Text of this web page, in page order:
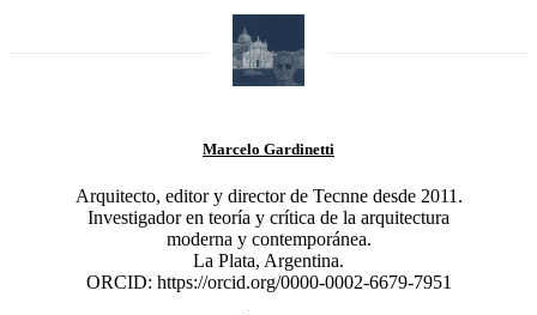
Marcelo Gardinetti
Arquitecto, editor y director de Tecnne desde 2011.
Investigador en teoría y crítica de la arquitectura
moderna y contemporánea.
La Plata, Argentina.
ORCID: https://orcid.org/0000-0002-6679-7951